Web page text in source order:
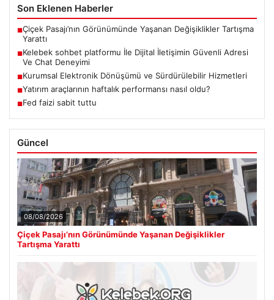
Son Eklenen Haberler
■Çiçek Pasajı’nın Görünümünde Yaşanan Değişiklikler Tartışma
Yarattı
■Kelebek sohbet platformu İle Dijital İletişimin Güvenli Adresi
Ve Chat Deneyimi
■Kurumsal Elektronik Dönüşümü ve Sürdürülebilir Hizmetleri
■Yatırım araçlarının haftalık performansı nasıl oldu?
■Fed faizi sabit tuttu
Güncel
08/08/2026
Çiçek Pasajı’nın Görünümünde Yaşanan Değişiklikler
Tartışma Yarattı